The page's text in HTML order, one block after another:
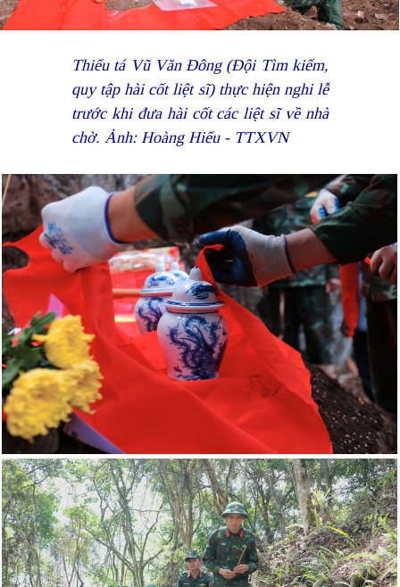
Thiếu tá Vũ Văn Đông (Đội Tìm kiếm,
quy tập hài cốt liệt sĩ) thực hiện nghi lễ
trước khi đưa hài cốt các liệt sĩ về nhà
chờ. Ảnh: Hoàng Hiếu - TTXVN